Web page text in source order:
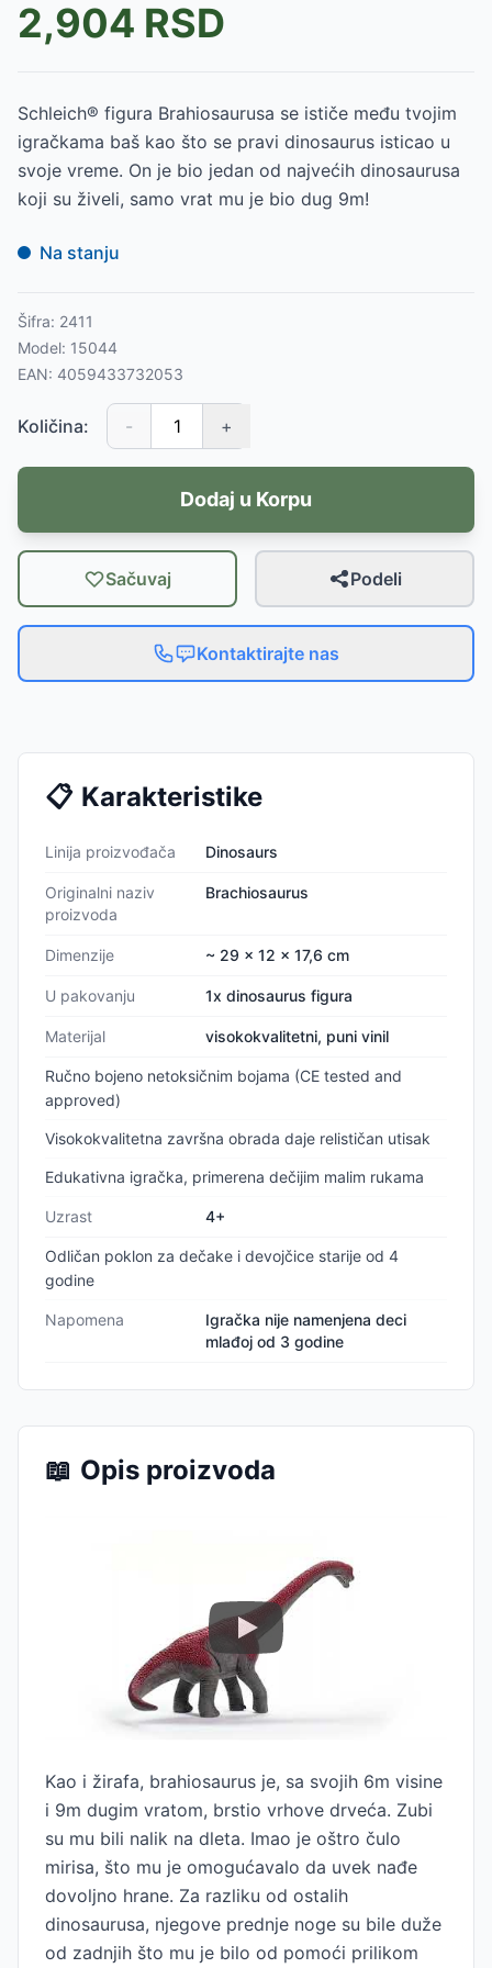
2,904 RSD
Schleich® figura Brahiosaurusa se ističe među tvojim
igračkama baš kao što se pravi dinosaurus isticao u
svoje vreme. On je bio jedan od najvećih dinosaurusa
koji su živeli, samo vrat mu je bio dug 9m!
Na stanju
Šifra: 2411
Model: 15044
EAN: 4059433732053
Količina: - +
Dodaj u Korpu
Sačuvaj Podeli
Kontaktirajte nas
📋 Karakteristike
Linija proizvođača Dinosaurs
Originalni naziv
proizvoda
Brachiosaurus
Dimenzije ~ 29 x 12 x 17,6 cm
U pakovanju 1x dinosaurus figura
Materijal visokokvalitetni, puni vinil
Ručno bojeno netoksičnim bojama (CE tested and
approved)
Visokokvalitetna završna obrada daje relističan utisak
Edukativna igračka, primerena dečijim malim rukama
Uzrast 4+
Odličan poklon za dečake i devojčice starije od 4
godine
Napomena
Igračka nije namenjena deci
mlađoj od 3 godine
📖 Opis proizvoda
Kao i žirafa, brahiosaurus je, sa svojih 6m visine
i 9m dugim vratom, brstio vrhove drveća. Zubi
su mu bili nalik na dleta. Imao je oštro čulo
mirisa, što mu je omogućavalo da uvek nađe
dovoljno hrane. Za razliku od ostalih
dinosaurusa, njegove prednje noge su bile duže
od zadnjih što mu je bilo od pomoći prilikom